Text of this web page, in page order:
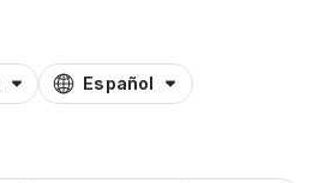
Español